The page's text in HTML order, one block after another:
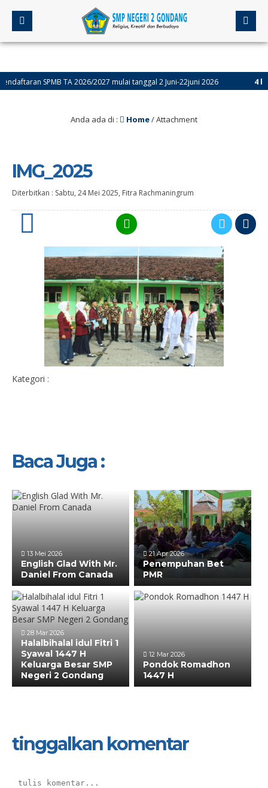
SPMB TA 2026/2027 mulai tanggal 2 Juni-22juni 2026 4 bulan
Anda ada di : Home/ Attachment
IMG_2025
Diterbitkan : Sabtu, 24 Mei 2025, Fitra Rachmaningrum
Kategori :
Baca Juga :
13 Mei 2026
English Glad With Mr.
Daniel From Canada
21 Apr 2026
Penempuhan Bet
PMR
28 Mar 2026
Halalbihalal idul Fitri 1
Syawal 1447 H
Keluarga Besar SMP
Negeri 2 Gondang
12 Mar 2026
Pondok Romadhon
1447 H
tinggalkan komentar